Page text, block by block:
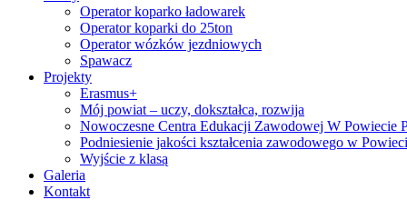
Operator koparko ładowarek
Operator koparki do 25ton
Operator wózków jezdniowych
Spawacz
Projekty
Erasmus+
Mój powiat – uczy, dokształca, rozwija
Nowoczesne Centra Edukacji Zawodowej W Powiecie
Podniesienie jakości kształcenia zawodowego w
Wyjście z klasą
Galeria
Kontakt